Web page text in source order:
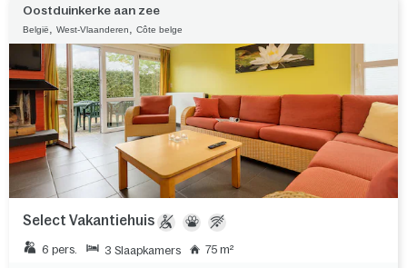
Oostduinkerke aan zee
België West-Vlaanderen Côte belge
Select Vakantiehuis
6 pers. 3 Slaapkamers 75 m²